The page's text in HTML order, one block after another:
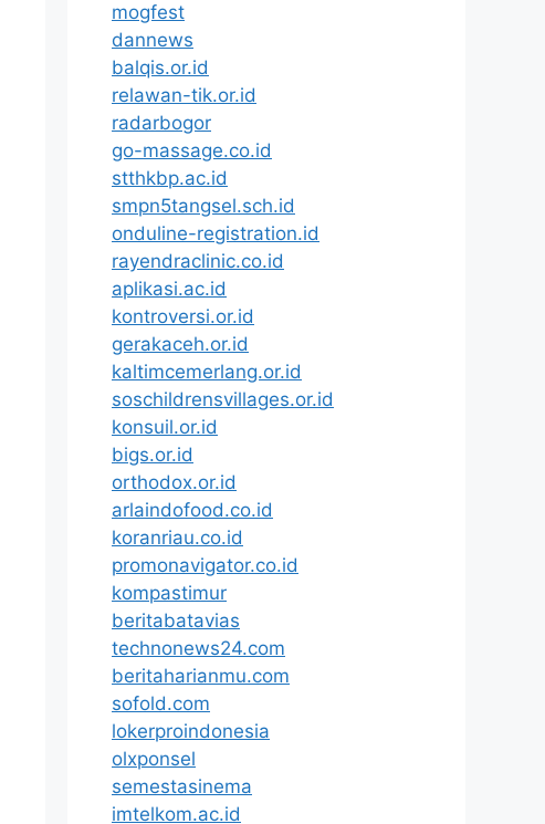
mogfest
dannews
balqis.or.id
relawan-tik.or.id
radarbogor
go-massage.co.id
stthkbp.ac.id
smpn5tangsel.sch.id
onduline-registration.id
rayendraclinic.co.id
aplikasi.ac.id
kontroversi.or.id
gerakaceh.or.id
kaltimcemerlang.or.id
soschildrensvillages.or.id
konsuil.or.id
bigs.or.id
orthodox.or.id
arlaindofood.co.id
koranriau.co.id
promonavigator.co.id
kompastimur
beritabatavias
technonews24.com
beritaharianmu.com
sofold.com
lokerproindonesia
olxponsel
semestasinema
imtelkom.ac.id